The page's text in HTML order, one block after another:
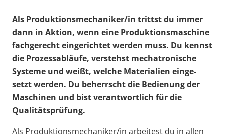
Als Produktionsmechaniker/in trittst du immer
dann in Aktion, wenn eine Produk­ti­ons­ma­schine
fachge­recht einge­richtet werden muss. Du kennst
die Prozess­ab­läufe, verstehst mecha­tro­nische
Systeme und weißt, welche Materialien einge­
setzt werden. Du beherrscht die Bedienung der
Maschinen und bist verant­wortlich für die
Qualitätsprüfung.
Als Produktionsmechaniker/in arbeitest du in allen